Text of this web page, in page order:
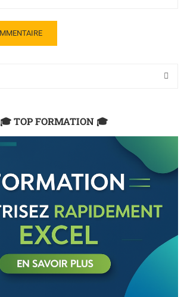
🎓 TOP FORMATION 🎓